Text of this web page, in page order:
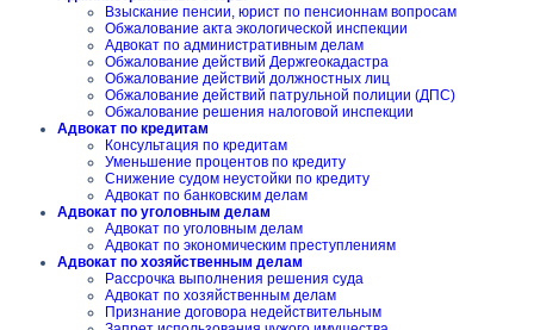
Взыскание пенсии, юрист по пенсионнам вопросам
Обжалование акта экологической инспекции
Адвокат по административным делам
Обжалование действий Держгеокадастра
Обжалование действий должностных лиц
Обжалование действий патрульной полиции (ДПС)
Обжалование решения налоговой инспекции
Адвокат по кредитам
Консультация по кредитам
Уменьшение процентов по кредиту
Снижение судом неустойки по кредиту
Адвокат по банковским делам
Адвокат по уголовным делам
Адвокат по уголовным делам
Адвокат по экономическим преступлениям
Адвокат по хозяйственным делам
Рассрочка выполнения решения суда
Адвокат по хозяйственным делам
Признание договора недействительным